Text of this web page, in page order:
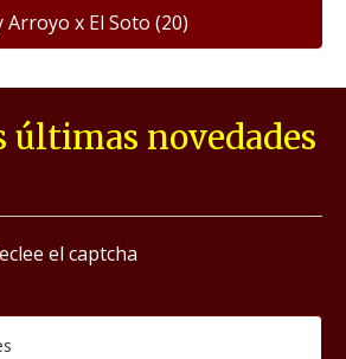
Arroyo x El Soto (20)
últimas novedades